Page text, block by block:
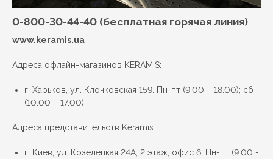
0-800-30-44-40 (бесплатная горячая линия)
www.keramis.ua
Адреса офлайн-магазинов KERAMIS:
г. Харьков, ул. Клочковская 159. Пн-пт (9.00 – 18.00); сб
(10.00 – 17.00)
Адреса представительств Keramis:
г. Киев, ул. Козелецкая 24А, 2 этаж, офис 6. Пн-пт (9.00 -